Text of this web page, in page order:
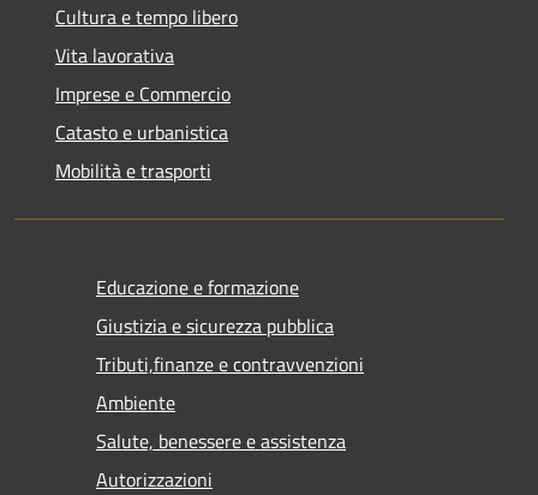
Cultura e tempo libero
Vita lavorativa
Imprese e Commercio
Catasto e urbanistica
Mobilità e trasporti
Educazione e formazione
Giustizia e sicurezza pubblica
Tributi,finanze e contravvenzioni
Ambiente
Salute, benessere e assistenza
Autorizzazioni